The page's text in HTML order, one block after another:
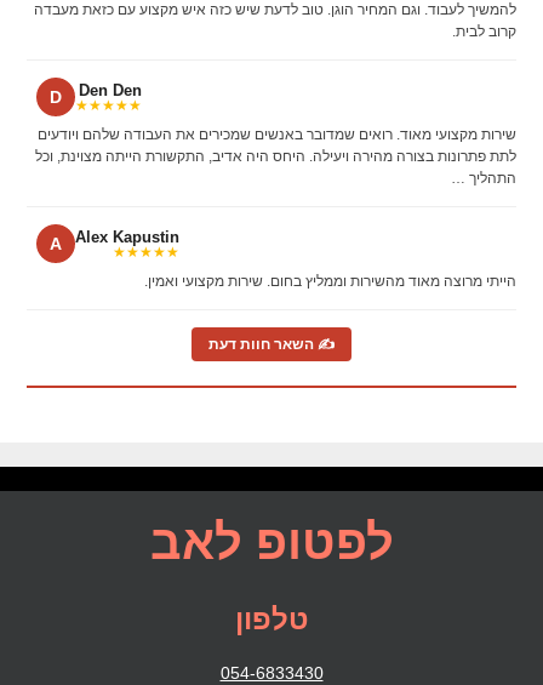
להמשיך לעבוד. וגם המחיר הוגן. טוב לדעת שיש כזה איש מקצוע עם כזאת מעבדה
קרוב לבית.
D Den Den
★★★★★
שירות מקצועי מאוד. רואים שמדובר באנשים שמכירים את העבודה שלהם ויודעים
לתת פתרונות בצורה מהירה ויעילה. היחס היה אדיב, התקשורת הייתה מצוינת, וכל
התהליך …
A Alex Kapustin
★★★★★
הייתי מרוצה מאוד מהשירות וממליץ בחום. שירות מקצועי ואמין.
✍ השאר חוות דעת
לפטופ לאב
טלפון
054-6833430